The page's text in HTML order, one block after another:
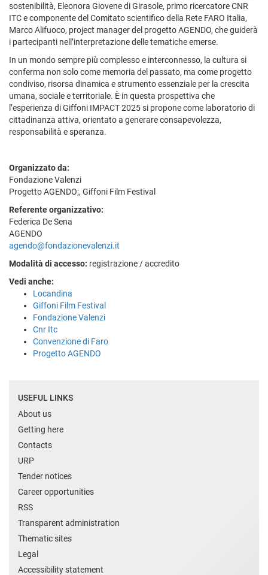
sostenibilità, Eleonora Giovene di Girasole, primo ricercatore CNR
ITC e componente del Comitato scientifico della Rete FARO Italia,
Marco Alifuoco, project manager del progetto AGENDO, che guiderà
i partecipanti nell’interpretazione delle tematiche emerse.
In un mondo sempre più complesso e interconnesso, la cultura si
conferma non solo come memoria del passato, ma come progetto
condiviso, risorsa dinamica e strumento essenziale per la crescita
umana, sociale e territoriale. È in questa prospettiva che
l’esperienza di Giffoni IMPACT 2025 si propone come laboratorio di
cittadinanza attiva, orientato a generare consapevolezza,
responsabilità e speranza.
Organizzato da:
Fondazione Valenzi
Progetto AGENDO;, Giffoni Film Festival
Referente organizzativo:
Federica De Sena
AGENDO
agendo@fondazionevalenzi.it
Modalità di accesso: registrazione / accredito
Vedi anche:
Locandina
Giffoni Film Festival
Fondazione Valenzi
Cnr Itc
Convenzione di Faro
Progetto AGENDO
USEFUL LINKS
About us
Getting here
Contacts
URP
Tender notices
Career opportunities
RSS
Transparent administration
Thematic sites
Legal
Accessibility statement